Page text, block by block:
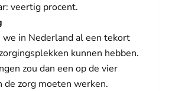
veertig procent.
we in Nederland al een tekort
kunnen hebben.
zou dan een op de vier
de zorg moeten werken.